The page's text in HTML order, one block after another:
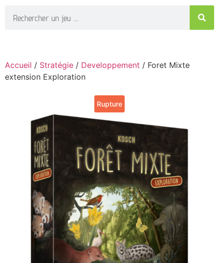
Accueil / Stratégie / Developpement / Foret Mixte
extension Exploration
Rupture